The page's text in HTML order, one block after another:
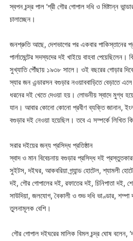
স্বপন চন্দ্র পাল ‘শ্রী গৌর গোপাল দধি ও মিষ্টান্ন
চালাচ্ছেন।
জনশ্রুতি আছে, দেশভাগের পর একবার পাকিস্তানের
পার্লামেন্টের সদস্যদের দই খাইয়ে বাহবা
সুখ্যাতি পৌঁছায় ১৯৩৮ সালে। ওই বছরের গোড়ার দিকে
স্যার জন এন্ডারসন বগুড়ার নওয়াববাড়িতে বেড়াতে
ধরনের দই খেতে দেওয়া হয়। লোভনীয় স্বাদে মুগ্ধ
যান। আবার কোনো কোনো প্রবীণ ব্যক্তি জানান,
বগুড়ার দই নেওয়া হয়েছিল। তবে এ সম্পর্কে লিখিত
সরার দইয়ের জন্য প্রসিদ্ধ প্রতিষ্ঠান
স্বাদ ও মান বিবেচনায় বগুড়ার প্রসিদ্ধ দই
সুইটস, দইঘর, আকবরিয়া গ্র্যান্ড হোটেল, শ্যামলী
দই, গৌর গোপালের দই, রফাতের দই, চিনিপাতা দই,
সাউদিয়া, জলযোগ, বৈকালী ও শুভ দধি ভাণ্ডার, শম্পা
তুলনামূলক বেশি।
গৌর গোপাল দইঘরের মালিক বিমল চন্দ্র ঘোষ বলেন,